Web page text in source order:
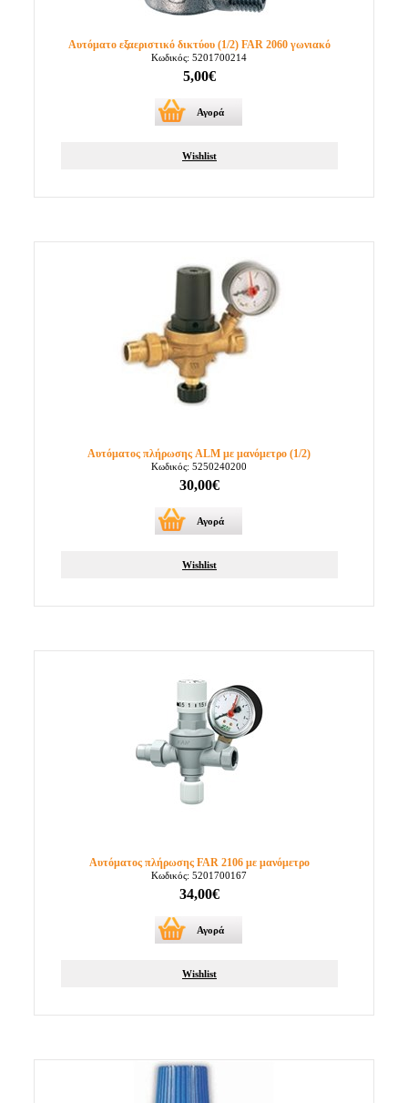
Αυτόματο εξαεριστικό δικτύου (1/2) FAR 2060 γωνιακό
Κωδικός: 5201700214
5,00€
Αγορά
Wishlist
Αυτόματος πλήρωσης ALM με μανόμετρο (1/2)
Κωδικός: 5250240200
30,00€
Αγορά
Wishlist
Αυτόματος πλήρωσης FAR 2106 με μανόμετρο
Κωδικός: 5201700167
34,00€
Αγορά
Wishlist